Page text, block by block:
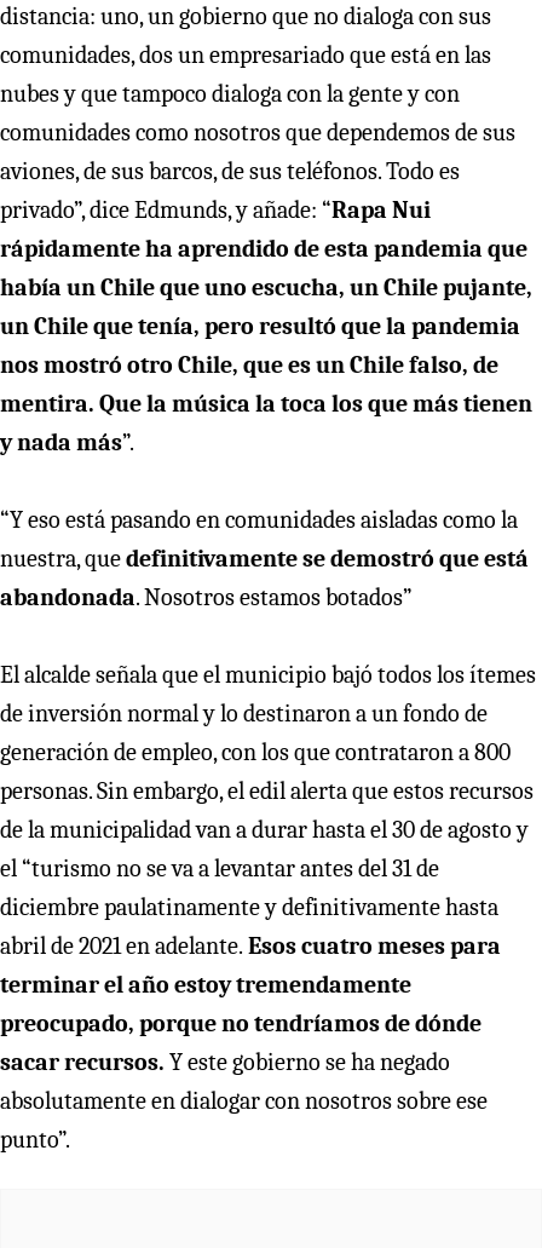
distancia: uno, un gobierno que no dialoga con sus
comunidades, dos un empresariado que está en las
nubes y que tampoco dialoga con la gente y con
comunidades como nosotros que dependemos de sus
aviones, de sus barcos, de sus teléfonos. Todo es
privado”, dice Edmunds, y añade: “Rapa Nui
rápidamente ha aprendido de esta pandemia que
había un Chile que uno escucha, un Chile pujante,
un Chile que tenía, pero resultó que la pandemia
nos mostró otro Chile, que es un Chile falso, de
mentira. Que la música la toca los que más tienen
y nada más”.
“Y eso está pasando en comunidades aisladas como la
nuestra, quedefinitivamente se demostró que está
abandonada. Nosotros estamos botados”
El alcalde señala que el municipio bajó todos los ítemes
de inversión normal y lo destinaron a un fondo de
generación de empleo, con los que contrataron a 800
personas. Sin embargo, el edil alerta que estos recursos
de la municipalidad van a durar hasta el 30 de agosto y
el “turismo no se va a levantar antes del 31 de
diciembre paulatinamente y definitivamente hasta
abril de 2021 en adelante. Esos cuatro meses para
terminar el año estoy tremendamente
preocupado, porque no tendríamos de dónde
sacar recursos. Y este gobierno se ha negado
absolutamente en dialogar con nosotros sobre ese
punto”.